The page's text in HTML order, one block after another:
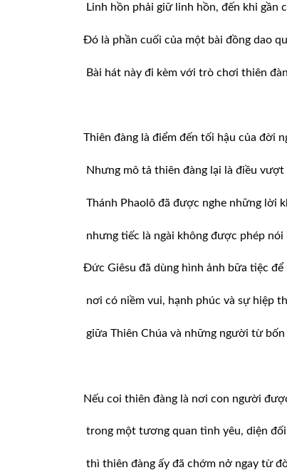
Linh hồn phải giữ linh hồn, đến khi gần
Đó là phần cuối của một bài đồng dao
Bài hát này đi kèm với trò chơi thiên
Thiên đàng là điểm đến tối hậu của đời
Nhưng mô tả thiên đàng lại là điều
Thánh Phaolô đã được nghe những lời
nhưng tiếc là ngài không được phép nói
Đức Giêsu đã dùng hình ảnh bữa tiệc
nơi có niềm vui, hạnh phúc và sự hiệp
giữa Thiên Chúa và những người từ
Nếu coi thiên đàng là nơi con người
trong một tương quan tình yêu, diện
thì thiên đàng ấy đã chớm nở ngay từ